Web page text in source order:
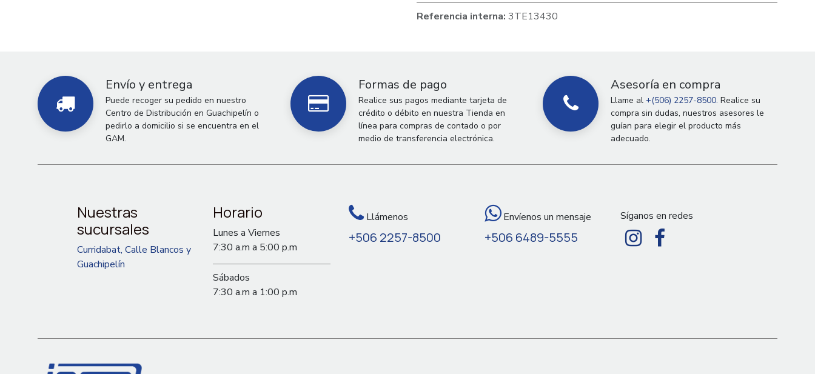
Referencia interna: 3TE13430
Envío y entrega
Puede recoger su pedido en nuestro
Centro de Distribución en Guachipelín o
pedirlo a domicilio si se encuentra en el
GAM.
Formas de pago
Realice sus pagos mediante tarjeta de
crédito o débito en nuestra Tienda en
línea para compras de contado o por
medio de transferencia electrónica.
Asesoría en compra
Llame al+(506) 2257-8500. Realice su
compra sin dudas, nuestros asesores le
guían para elegir el producto más
adecuado.
Nuestras
sucursales
Curridabat, Calle Blancos y
Guachipelín
Horario
Lunes a Viernes
7:30 a.m a 5:00 p.m
Sábados
7:30 a.m a 1:00 p.m
Llámenos
+506 2257-8500
Envíenos un mensaje
+506 6489-5555
Síganos en redes